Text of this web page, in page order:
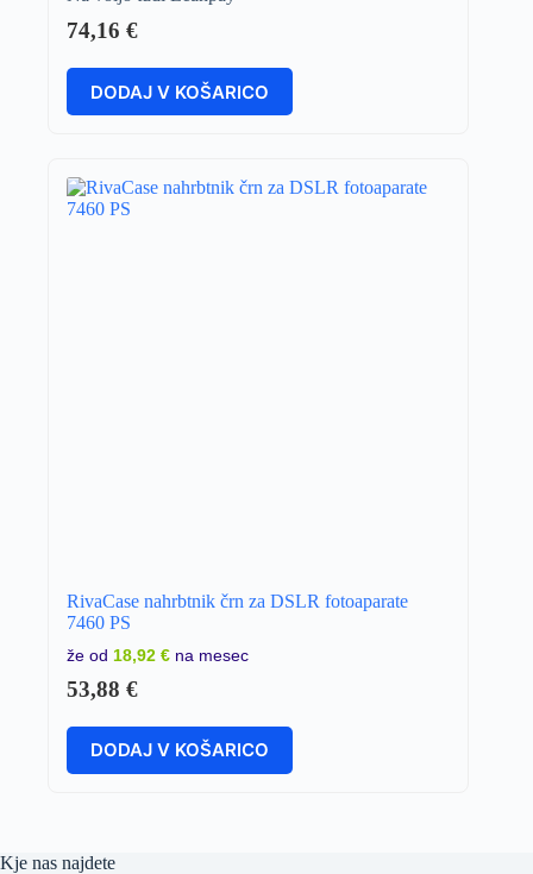
74,16 €
DODAJ V KOŠARICO
RivaCase nahrbtnik črn za DSLR fotoaparate
7460 PS
že od 18,92 € na mesec
53,88 €
DODAJ V KOŠARICO
Kje nas najdete